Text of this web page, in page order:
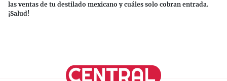
las ventas de tu destilado mexicano y cuáles solo cobran entrada.
¡Salud!